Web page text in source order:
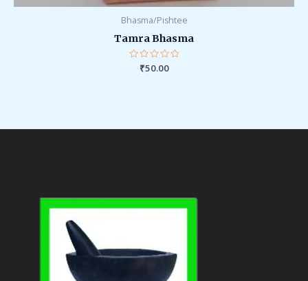
Bhasma/Pishtee
Tamra Bhasma
Rated
₹50.00